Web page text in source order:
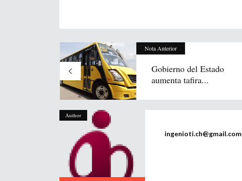
Nota Anterior
Gobierno del Estado
aumenta tafira...
Author
ingenioti.ch@gmail.com